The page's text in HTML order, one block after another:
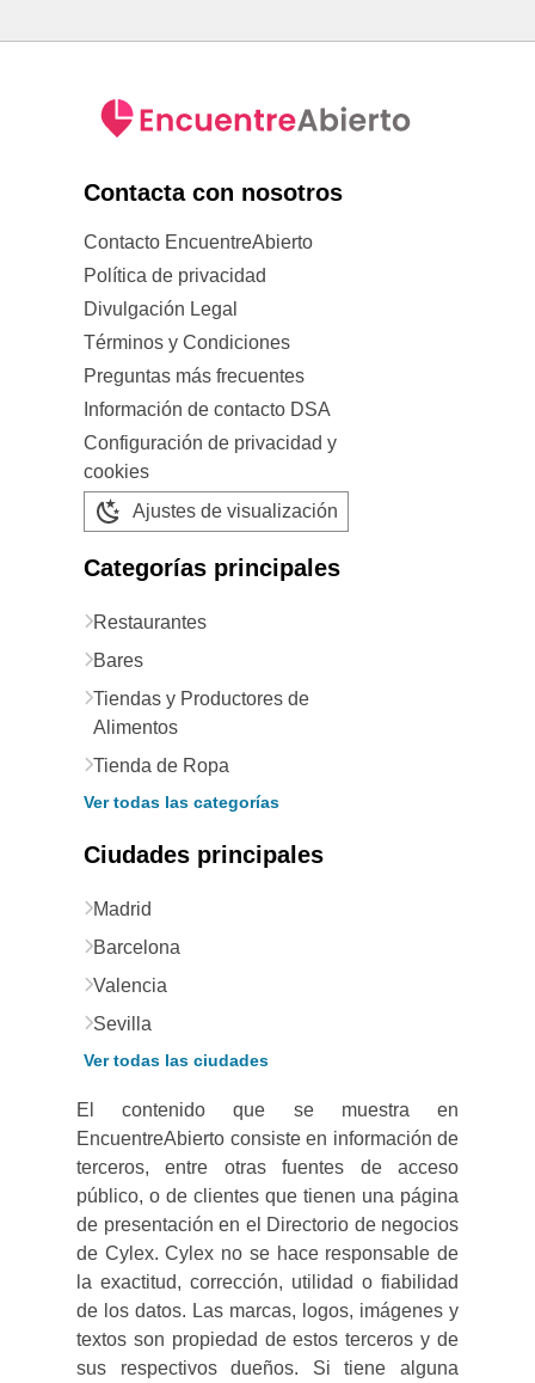
Contacta con nosotros
Contacto EncuentreAbierto
Política de privacidad
Divulgación Legal
Términos y Condiciones
Preguntas más frecuentes
Información de contacto DSA
Configuración de privacidad y
cookies
Ajustes de visualización
Categorías principales
Restaurantes
Bares
Tiendas y Productores de
Alimentos
Tienda de Ropa
Ver todas las categorías
Ciudades principales
Madrid
Barcelona
Valencia
Sevilla
Ver todas las ciudades
El contenido que se muestra en
EncuentreAbierto consiste en información de
terceros, entre otras fuentes de acceso
público, o de clientes que tienen una página
de presentación en el Directorio de negocios
de Cylex. Cylex no se hace responsable de
la exactitud, corrección, utilidad o fiabilidad
de los datos. Las marcas, logos, imágenes y
textos son propiedad de estos terceros y de
sus respectivos dueños. Si tiene alguna